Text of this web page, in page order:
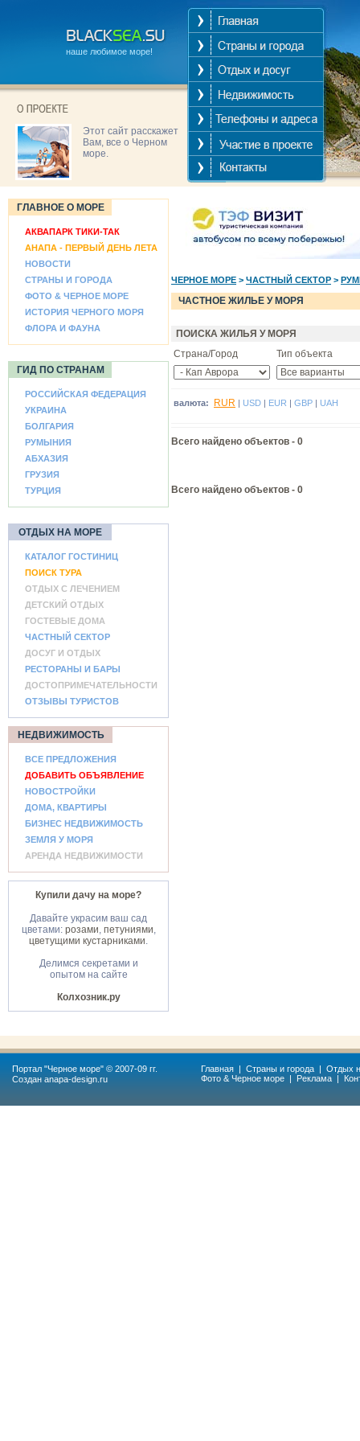
наше любимое море!
Этот сайт расскажет
Вам, все о Черном
море.
ГЛАВНОЕ О МОРЕ
АКВАПАРК ТИКИ-ТАК
АНАПА - ПЕРВЫЙ ДЕНЬ ЛЕТА
НОВОСТИ
СТРАНЫ И ГОРОДА
ФОТО & ЧЕРНОЕ МОРЕ
ИСТОРИЯ ЧЕРНОГО МОРЯ
ФЛОРА И ФАУНА
ГИД ПО СТРАНАМ
РОССИЙСКАЯ ФЕДЕРАЦИЯ
УКРАИНА
БОЛГАРИЯ
РУМЫНИЯ
АБХАЗИЯ
ГРУЗИЯ
ТУРЦИЯ
ОТДЫХ НА МОРЕ
КАТАЛОГ ГОСТИНИЦ
ПОИСК ТУРА
ОТДЫХ С ЛЕЧЕНИЕМ
ДЕТСКИЙ ОТДЫХ
ГОСТЕВЫЕ ДОМА
ЧАСТНЫЙ СЕКТОР
ДОСУГ И ОТДЫХ
РЕСТОРАНЫ И БАРЫ
ДОСТОПРИМЕЧАТЕЛЬНОСТИ
ОТЗЫВЫ ТУРИСТОВ
НЕДВИЖИМОСТЬ
ВСЕ ПРЕДЛОЖЕНИЯ
ДОБАВИТЬ ОБЪЯВЛЕНИЕ
НОВОСТРОЙКИ
ДОМА, КВАРТИРЫ
БИЗНЕС НЕДВИЖИМОСТЬ
ЗЕМЛЯ У МОРЯ
АРЕНДА НЕДВИЖИМОСТИ
Купили дачу на море?
Давайте украсим ваш сад
цветами: розами, петуниями,
цветущими кустарниками.
Делимся секретами и
опытом на сайте
Колхозник.ру
ЧЕРНОЕ МОРЕ > ЧАСТНЫЙ СЕКТОР >
ЧАСТНОЕ ЖИЛЬЕ У МОРЯ
ПОИСКА ЖИЛЬЯ У МОРЯ
Страна/Город
Тип объекта
валюта: RUR | USD | EUR | GBP | UAH
Всего найдено объектов - 0
Всего найдено объектов - 0
Портал "Черное море" © 2007-09 гг.
Создан anapa-design.ru
Главная | Страны и города | Отдых
Фото & Черное море | Реклама |